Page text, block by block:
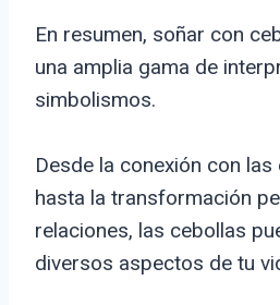
En resumen, soñar con
una amplia gama de
simbolismos.
Desde la conexión con
hasta la transformación
relaciones, las cebollas
diversos aspectos de tu